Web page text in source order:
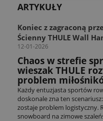
ARTYKUŁY
Koniec z zagraconą
Ścienny THULE Wall
12-01-2026
Chaos w strefie
wieszak THULE
problem
Każdy entuzjasta sportów
doskonale zna ten
zostaje problem logistyczny.
snowboard na zimowe